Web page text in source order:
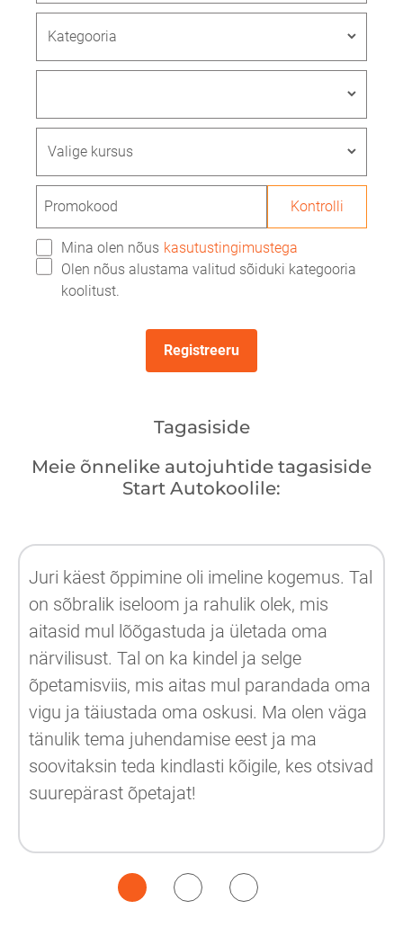
Promokood Kontrolli
Mina olen nõus kasutustingimustega
Olen nõus alustama valitud sõiduki kategooria
koolitust.
Registreeru
Tagasiside
Meie õnnelike autojuhtide tagasiside
Start Autokoolile:
Juri käest õppimine oli imeline kogemus. Tal
on sõbralik iseloom ja rahulik olek, mis
aitasid mul lõõgastuda ja ületada oma
närvilisust. Tal on ka kindel ja selge
õpetamisviis, mis aitas mul parandada oma
vigu ja täiustada oma oskusi. Ma olen väga
tänulik tema juhendamise eest ja ma
soovitaksin teda kindlasti kõigile, kes otsivad
suurepärast õpetajat!